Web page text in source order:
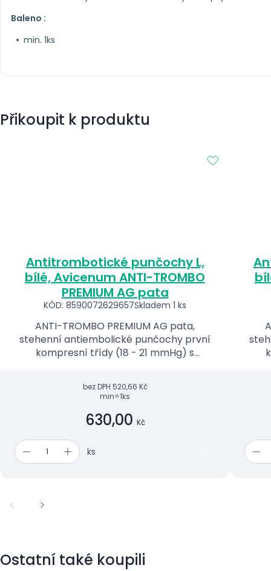
Baleno :
min. 1ks
Přikoupit k produktu
Antitrombotické punčochy L,
bílé, Avicenum ANTI-TROMBO
PREMIUM AG pata
KÓD: 8590072629657Skladem 1 ks
ANTI-TROMBO PREMIUM AG pata,
stehenní antiembolické punčochy první
kompresní třídy (18 - 21 mmHg) s
bez DPH 520,66 Kč
min=1ks
630,00 Kč
ks
Ostatní také koupili